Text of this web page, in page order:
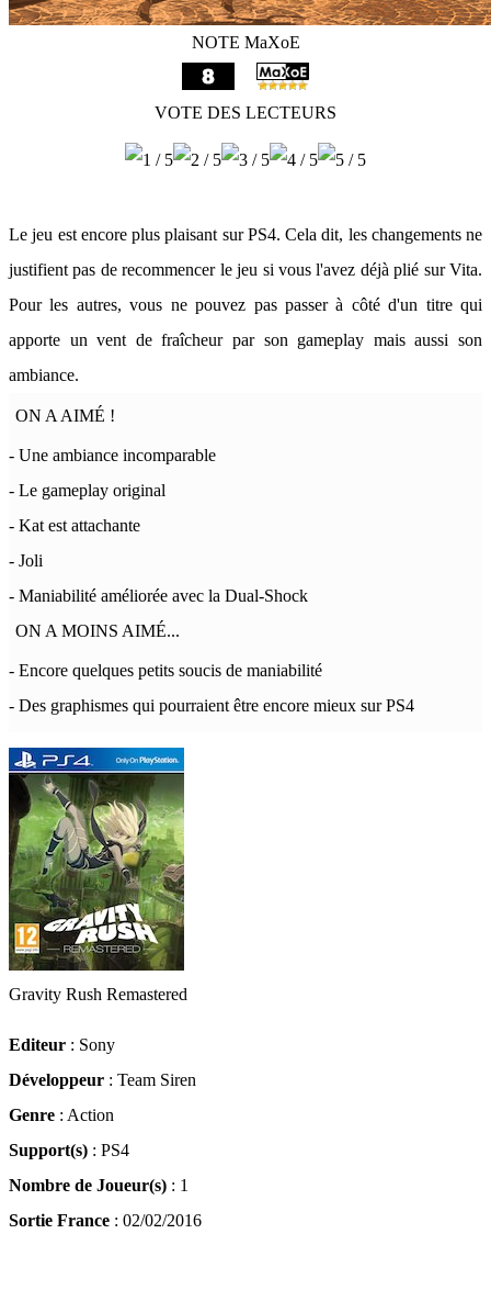
NOTE MaXoE
VOTE DES LECTEURS
Le jeu est encore plus plaisant sur PS4. Cela dit, les changements ne
justifient pas de recommencer le jeu si vous l'avez déjà plié sur Vita.
Pour les autres, vous ne pouvez pas passer à côté d'un titre qui
apporte un vent de fraîcheur par son gameplay mais aussi son
ambiance.
ON A AIMÉ !
- Une ambiance incomparable
- Le gameplay original
- Kat est attachante
- Joli
- Maniabilité améliorée avec la Dual-Shock
ON A MOINS AIMÉ...
- Encore quelques petits soucis de maniabilité
- Des graphismes qui pourraient être encore mieux sur PS4
Gravity Rush Remastered
Editeur : Sony
Développeur : Team Siren
Genre : Action
Support(s) : PS4
Nombre de Joueur(s) : 1
Sortie France : 02/02/2016